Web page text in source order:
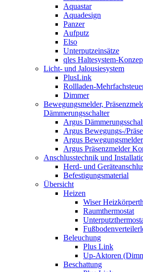
Aquastar
Aquadesign
Panzer
Aufputz
Elso
Unterputzeinsätze
qles Haltesystem-
Licht- und Jalousiesystem
PlusLink
Rollladen-
Dimmer
Bewegungsmelder,
Dämmerungsschalter
Argus
Argus Bewegungs-/
Argus Bewegungsmelder
Argus Präsenzmelder
Anschlusstechnik und
Herd- und
Befestigungsmaterial
Übersicht
Heizen
Wiser
Raumthermostat
Beleuchung
Plus Link
Up-Aktoren
Beschattung